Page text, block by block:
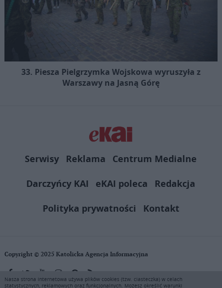
33. Piesza Pielgrzymka Wojskowa wyruszyła z
Warszawy na Jasną Górę
Serwisy Reklama
Centrum Medialne
Darczyńcy KAI
eKAI poleca
Redakcja
Polityka prywatności
Kontakt
Copyright © 2025 Katolicka Agencja Informacyjna
Nasza strona internetowa używa plików cookies (tzw. ciasteczka) w celach
statystycznych, reklamowych oraz funkcjonalnych. Możesz określić warunki